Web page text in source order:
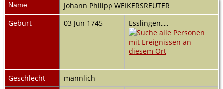
Name Johann Philipp WEIKERSREUTER
Geburt
03 Jun 1745 Esslingen,,,,,
Geschlecht
männlich